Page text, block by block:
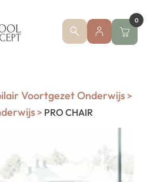
0
Voortgezet Onderwijs>
> PRO CHAIR